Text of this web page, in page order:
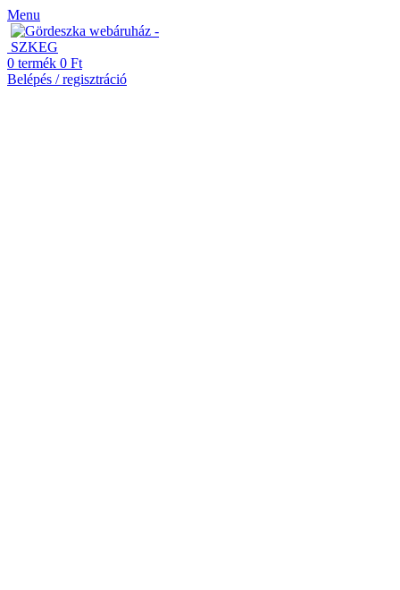
Menu
0 termék 0 Ft
Belépés / regisztráció